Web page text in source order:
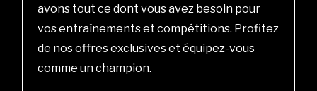
avons tout ce dont vous avez besoin pour
vos entraînements et compétitions. Profitez
de nos offres exclusives et équipez-vous
comme un champion.